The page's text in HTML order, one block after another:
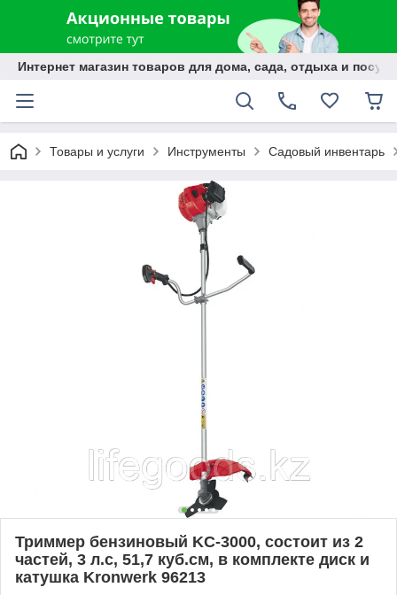
Интернет магазин товаров для дома, сада, отдыха и
Товары и услуги Инструменты Садовый инвентарь
Триммер бензиновый KC-3000, состоит из 2
частей, 3 л.с, 51,7 куб.см, в комплекте диск и
катушка Kronwerk 96213